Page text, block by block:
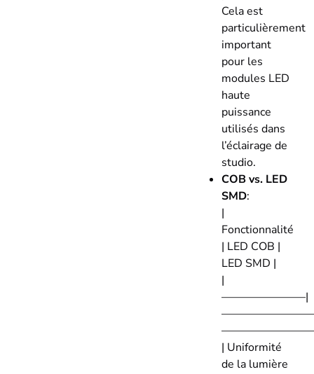
Cela est
particulièrement
important
pour les
modules LED
haute
puissance
utilisés dans
l’éclairage de
studio.
COB vs. LED
SMD:
|
Fonctionnalité
| LED COB |
LED SMD |
|
———————–|
| Uniformité
de la lumière